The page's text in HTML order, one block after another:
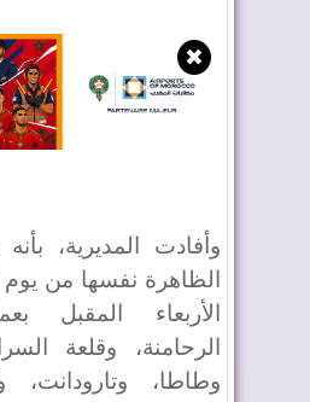
✖
وأفادت المديرية،
الظاهرة نفسها من يوم
الأربعاء المقبل
الرحامنة، وقلعة
وطاطا،